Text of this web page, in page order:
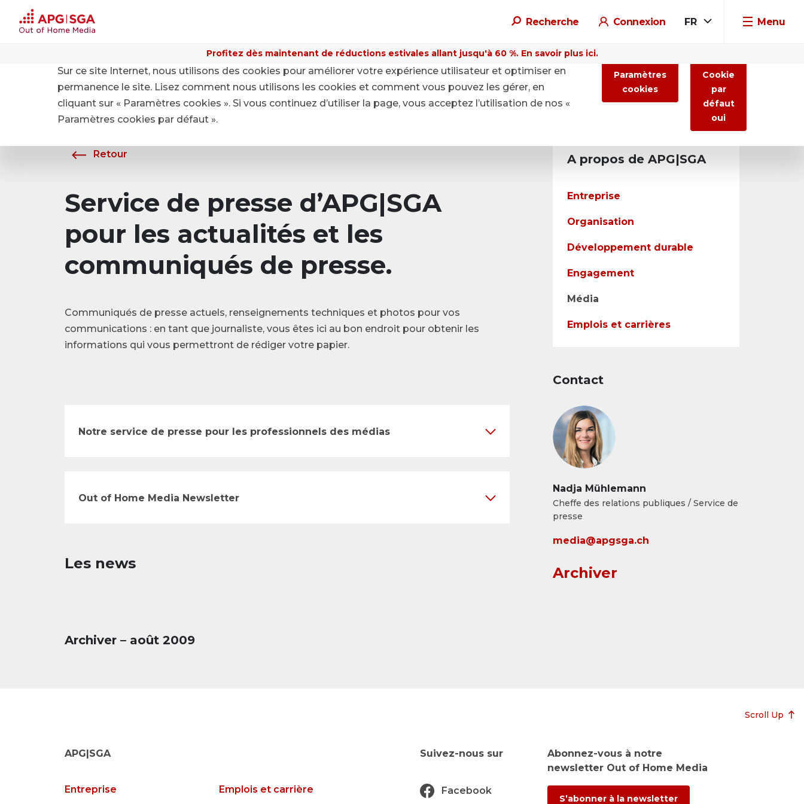
Recherche Connexion FR Menu
Profitez dès maintenant de réductions estivales allant jusqu'à 60 %. En savoir plus ici.
A propos de APG|SGA
Retour
Service de presse d’APG|SGA
pour les actualités et les
communiqués de presse.
Communiqués de presse actuels, renseignements techniques et photos pour vos
communications : en tant que journaliste, vous êtes ici au bon endroit pour obtenir les
informations qui vous permettront de rédiger votre papier.
Notre service de presse pour les professionnels des médias
Out of Home Media Newsletter
Les news
Archiver – août 2009
A propos de APG|SGA
Entreprise
Organisation
Développement durable
Engagement
Média
Emplois et carrières
Contact
Nadja Mühlemann
Cheffe des relations publiques / Service de
presse
media@apgsga.ch
Archiver
Scroll Up
APG|SGA
Entreprise Emplois et carrière
Suivez-nous sur
Facebook
Abonnez-vous à notre
newsletter Out of Home Media
S’abonner à la newsletter
Sur ce site Internet, nous utilisons des cookies pour améliorer votre expérience utilisateur et optimiser en
permanence le site. Lisez comment nous utilisons les cookies et comment vous pouvez les gérer, en
cliquant sur « Paramètres cookies ». Si vous continuez d’utiliser la page, vous acceptez l’utilisation de nos «
Paramètres cookies par défaut ».
Paramètres
cookies
Cookie
par
défaut
oui